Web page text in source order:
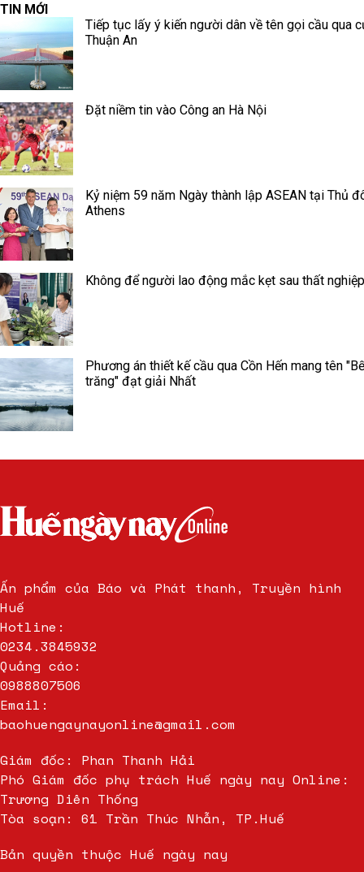
TIN MỚI
Tiếp tục lấy ý kiến người dân về tên gọi cầu qua
Thuận An
Đặt niềm tin vào Công an Hà Nội
Kỷ niệm 59 năm Ngày thành lập ASEAN tại Thủ
Athens
Không để người lao động mắc kẹt sau thất nghiệp
Phương án thiết kế cầu qua Cồn Hến mang tên
trăng" đạt giải Nhất
Ấn phẩm của Báo và Phát thanh, Truyền hình
Huế
Hotline:
0234.3845932
Quảng cáo:
0988807506
Email:
baohuengaynayonline@gmail.com
Giám đốc: Phan Thanh Hải
Phó Giám đốc phụ trách Huế ngày nay Online:
Trương Diên Thống
Tòa soạn: 61 Trần Thúc Nhẫn, TP.Huế
Bản quyền thuộc Huế ngày nay